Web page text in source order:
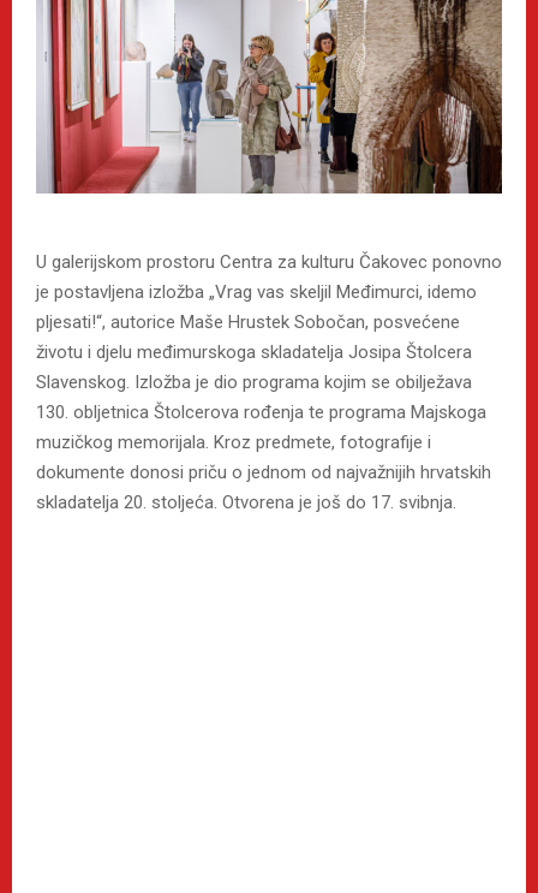
U galerijskom prostoru Centra za kulturu Čakovec ponovno
je postavljena izložba „Vrag vas skeljil Međimurci, idemo
pljesati!“, autorice Maše Hrustek Sobočan, posvećene
životu i djelu međimurskoga skladatelja Josipa Štolcera
Slavenskog. Izložba je dio programa kojim se obilježava
130. obljetnica Štolcerova rođenja te programa Majskoga
muzičkog memorijala. Kroz predmete, fotografije i
dokumente donosi priču o jednom od najvažnijih hrvatskih
skladatelja 20. stoljeća. Otvorena je još do 17. svibnja.